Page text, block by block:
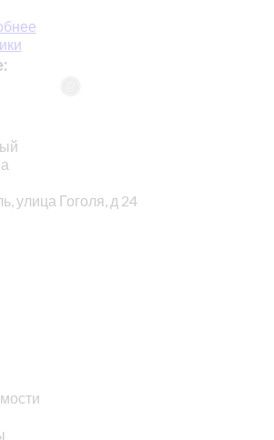
улица Гоголя, д 24